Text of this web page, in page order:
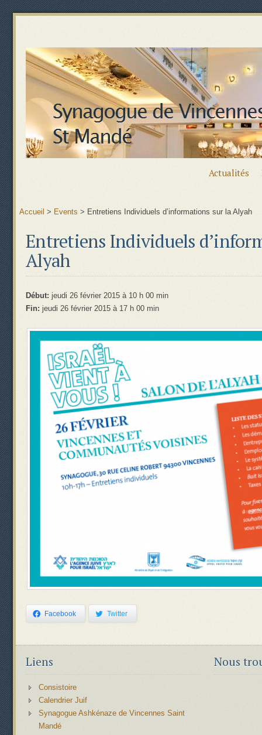
Actualités
Accueil > Events > Entretiens Individuels d’informations sur la Alyah
Entretiens Individuels
Alyah
Début: jeudi 26 février 2015 à 10 h 00 min
Fin: jeudi 26 février 2015 à 17 h 00 min
Facebook Twitter
Liens
Consistoire
Calendrier Juif
Synagogue Ashkénaze de Vincennes Saint
Mandé
Nous